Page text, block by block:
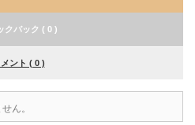
クバック ( 0 )
メント ( 0 )
ん。